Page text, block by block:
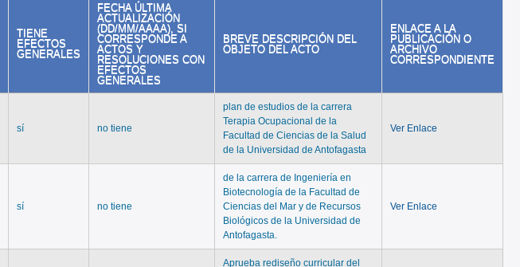
TIENE
EFECTOS
GENERALES
FECHA ÚLTIMA
ACTUALIZACIÓN
(DD/MM/AAAA), SI
CORRESPONDE A
ACTOS Y
RESOLUCIONES CON
EFECTOS
GENERALES
BREVE DESCRIPCIÓN DEL
OBJETO DEL ACTO
ENLACE A LA
PUBLICACIÓN O
ARCHIVO
CORRESPONDIENTE
sí no tiene
plan de estudios de la carrera
Terapia Ocupacional de la
Facultad de Ciencias de la Salud
de la Universidad de Antofagasta
Ver Enlace
sí no tiene
de la carrera de Ingeniería en
Biotecnología de la Facultad de
Ciencias del Mar y de Recursos
Biológicos de la Universidad de
Antofagasta.
Ver Enlace
Aprueba rediseño curricular del